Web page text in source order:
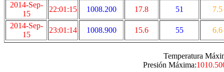
2014-Sep-
15
22:01:15 1008.200 17.8 51
7.5
2014-Sep-
15
23:01:14 1008.900 15.6 55 6.6
Temperatura
Presión Máxima: